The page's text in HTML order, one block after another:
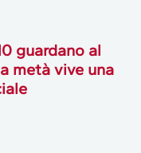
guardano al
metà vive una